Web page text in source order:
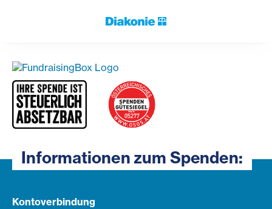
Informationen zum Spenden:
Kontoverbindung